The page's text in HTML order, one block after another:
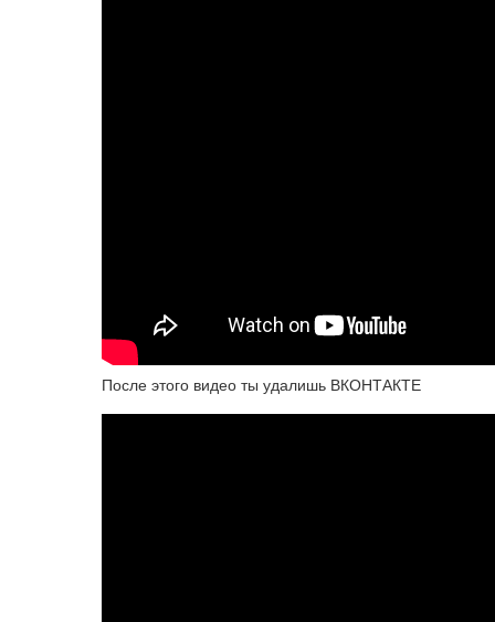
После этого видео ты удалишь ВКОНТАКТЕ